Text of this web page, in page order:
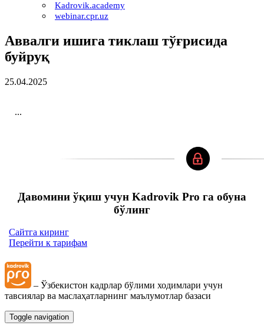
Kadrovik.academy
webinar.cpr.uz
Аввалги ишига тиклаш тўғрисида
буйруқ
25.04.2025
...
Давомини ўқиш учун Kadrovik Pro га обуна
бўлинг
Сайтга киринг
Перейти к тарифам
– Ўзбекистон кадрлар бўлими ходимлари учун
тавсиялар ва маслаҳатларнинг маълумотлар базаси
Toggle navigation